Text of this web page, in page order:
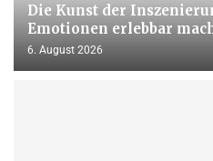
Die Kunst der
Emotionen erlebbar
6. August 2026